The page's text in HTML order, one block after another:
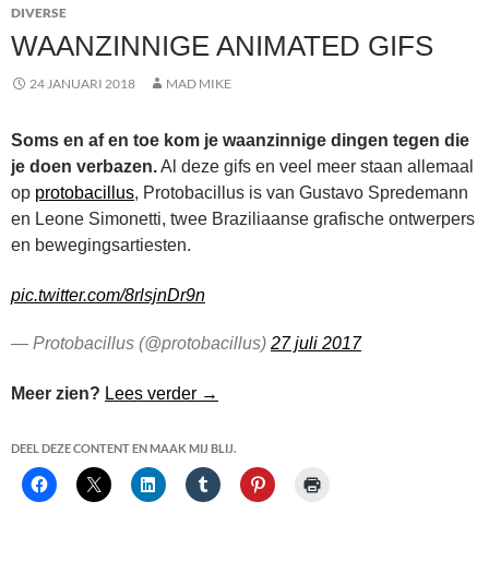
DIVERSE
WAANZINNIGE ANIMATED GIFS
24 JANUARI 2018 MAD MIKE
Soms en af en toe kom je waanzinnige dingen tegen die
je doen verbazen.Al deze gifs en veel meer staan allemaal
op protobacillus, Protobacillus is van Gustavo Spredemann
en Leone Simonetti, twee Braziliaanse grafische ontwerpers
en bewegingsartiesten.
pic.twitter.com/8rlsjnDr9n
— Protobacillus (@protobacillus) 27 juli 2017
Meer zien? Lees verder Waanzinnige Animated gifs
→
DEEL DEZE CONTENT EN MAAK MIJ BLIJ.